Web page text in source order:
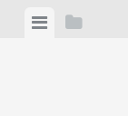
ViewView